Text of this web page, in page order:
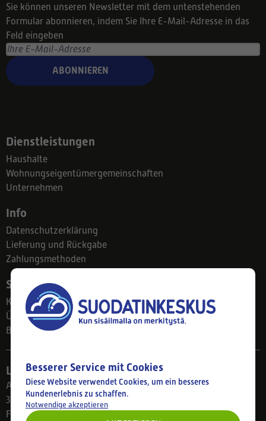
Sie können unseren Newsletter mit dem untenstehenden
Formular abonnieren, indem Sie Ihre E-Mail-Adresse in das
Feld eingeben
ABONNIEREN
Dienstleistungen
Haushalte
Wohnungseigentümergemeinschaften
Unternehmen
Info
Datenschutzerklärung
Lieferung und Rückgabe
Zahlungsmethoden
Suodatinkeskus
Kontakt
Über uns
Blog
Ladengeschäft
Ahlmanintie 61
33800 Tampere
Finnland
Besserer Service mit Cookies
Diese Website verwendet Cookies, um ein besseres
Kundenerlebnis zu schaffen.
Notwendige akzeptieren